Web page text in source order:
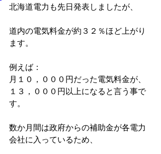
北海道電力も先日発表しましたが、
道内の電気料金が約３２％ほど上がり
ます。
例えば：
月１０，０００円だった電気料金が、
１３，０００円以上になると言う事で
す。
数か月間は政府からの補助金が各電力
会社に入っているため、